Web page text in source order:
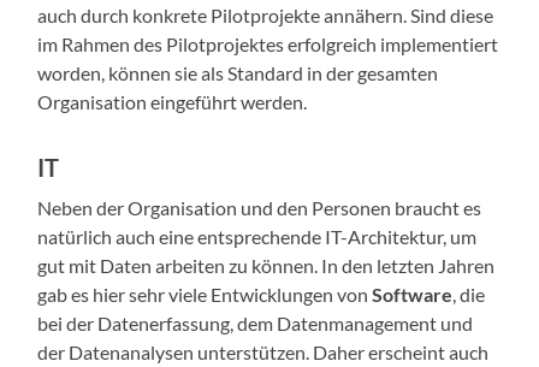
auch durch konkrete Pilotprojekte annähern. Sind diese
im Rahmen des Pilotprojektes erfolgreich implementiert
worden, können sie als Standard in der gesamten
Organisation eingeführt werden.
IT
Neben der Organisation und den Personen braucht es
natürlich auch eine entsprechende IT-Architektur, um
gut mit Daten arbeiten zu können. In den letzten Jahren
gab es hier sehr viele Entwicklungen vonSoftware, die
bei der Datenerfassung, dem Datenmanagement und
der Datenanalysen unterstützen. Daher erscheint auch